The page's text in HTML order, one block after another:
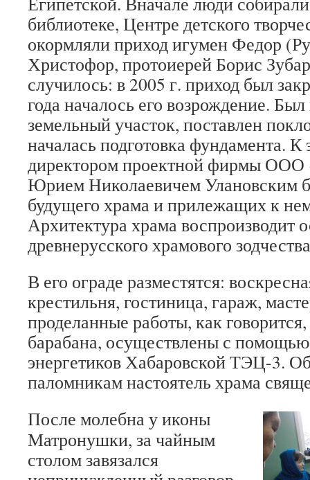
библиотеке, Центре детского
окормляли приход игумен Федор
Христофор, протоиерей Борис
случилось: в 2005 г. приход был
года началось его возрождение.
земельный участок, поставлен
началась подготовка фундамента.
директором проектной фирмы
Юрием Николаевичем Улановским
будущего храма и прилежащих к
Архитектура храма воспроизводит
древнерусского храмового
В его ограде разместятся:
крестильня, гостиница, гараж,
проделанные работы, как
барабана, осуществлены с
энергетиков Хабаровской ТЭЦ-3.
паломникам настоятель храма
После молебна у иконы
Матронушки, за чайным
столом завязался